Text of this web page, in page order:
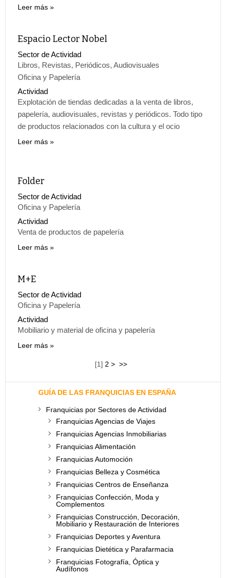
Leer más
Espacio Lector Nobel
Sector de Actividad
Libros, Revistas, Periódicos, Audiovisuales
Oficina y Papelería
Actividad
Explotación de tiendas dedicadas a la venta de libros,
papelería, audiovisuales, revistas y periódicos. Todo tipo
de productos relacionados con la cultura y el ocio
Leer más
Folder
Sector de Actividad
Oficina y Papelería
Actividad
Venta de productos de papelería
Leer más
M+E
Sector de Actividad
Oficina y Papelería
Actividad
Mobiliario y material de oficina y papelería
Leer más
[1] 2 > >>
GUÍA DE LAS FRANQUICIAS EN ESPAÑA
Franquicias por Sectores de Actividad
Franquicias Agencias de Viajes
Franquicias Agencias Inmobiliarias
Franquicias Alimentación
Franquicias Automoción
Franquicias Belleza y Cosmética
Franquicias Centros de Enseñanza
Franquicias Confección, Moda y
Complementos
Franquicias Construcción, Decoración,
Mobiliario y Restauración de Interiores
Franquicias Deportes y Aventura
Franquicias Dietética y Parafarmacia
Franquicias Fotografía, Óptica y
Audífonos